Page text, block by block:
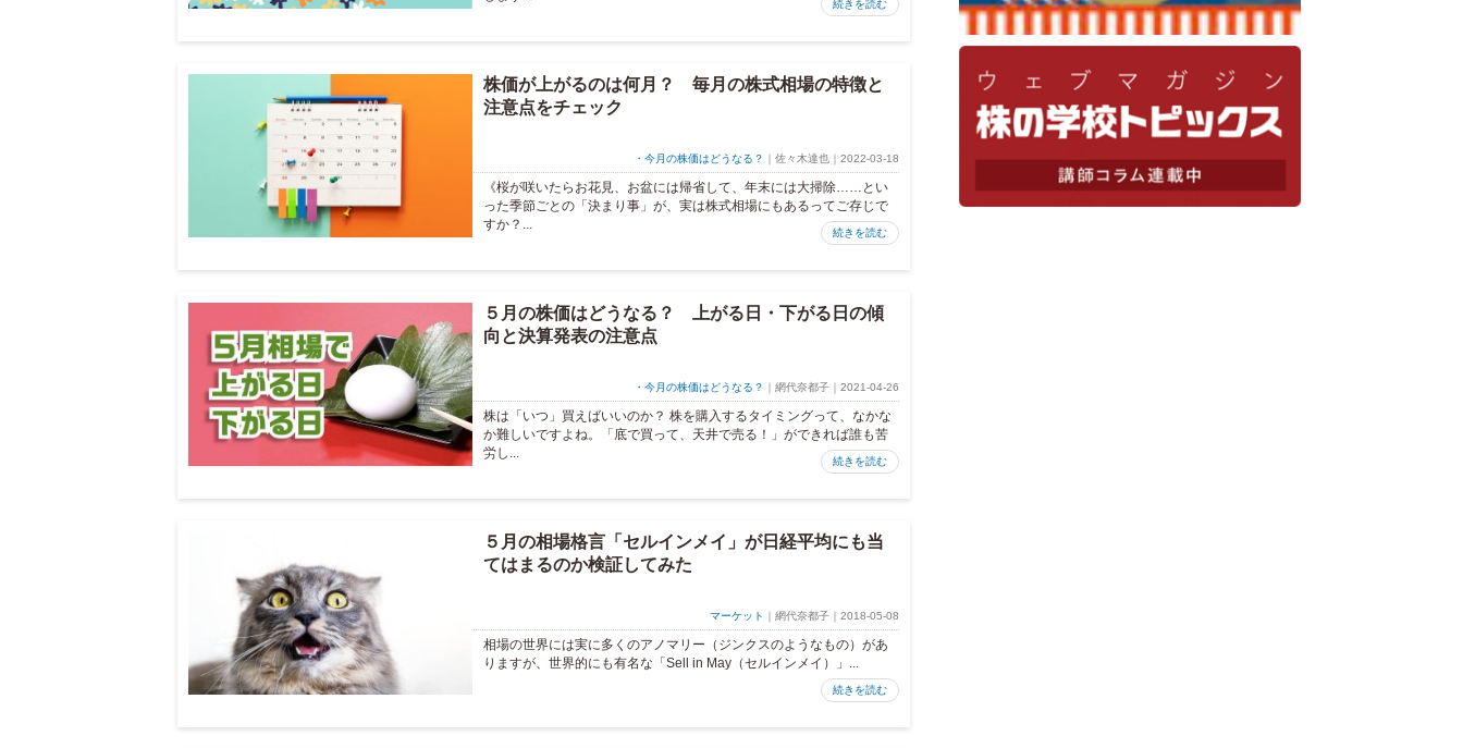
続きを読む
株価が上がるのは何月？ 毎月の株式相場の特徴と
注意点をチェック
・今月の株価はどうなる？ ｜佐々木達也｜2022-03-18
《桜が咲いたらお花見、お盆には帰省して、年末には大掃除……とい
った季節ごとの「決まり事」が、実は株式相場にもあるってご存じで
すか？...
続きを読む
５月の株価はどうなる？ 上がる日・下がる日の傾
向と決算発表の注意点
・今月の株価はどうなる？ ｜網代奈都子｜2021-04-26
株は「いつ」買えばいいのか？ 株を購入するタイミングって、なかな
か難しいですよね。「底で買って、天井で売る！」ができれば誰も苦
労し...
続きを読む
５月の相場格言「セルインメイ」が日経平均にも当
てはまるのか検証してみた
マーケット ｜網代奈都子｜2018-05-08
相場の世界には実に多くのアノマリー（ジンクスのようなもの）があ
りますが、世界的にも有名な「Sell in May（セルインメイ）」...
続きを読む